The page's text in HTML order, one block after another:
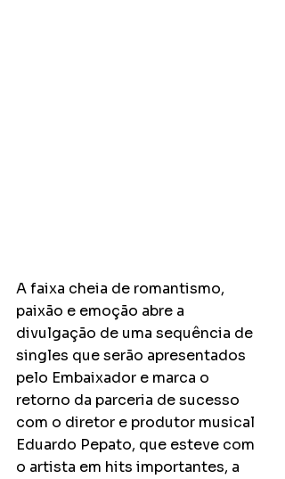
A faixa cheia de romantismo,
paixão e emoção abre a
divulgação de uma sequência de
singles que serão apresentados
pelo Embaixador e marca o
retorno da parceria de sucesso
com o diretor e produtor musical
Eduardo Pepato, que esteve com
o artista em hits importantes, a